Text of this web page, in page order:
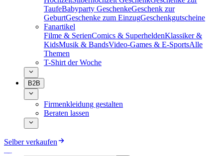
TaufeBabyparty GeschenkeGeschenk zur
GeburtGeschenke zum EinzugGeschenkgutscheine
Fanartikel
Filme & SerienComics & SuperheldenKlassiker &
KidsMusik & BandsVideo-Games & E-SportsAlle
Themen
T-Shirt der Woche
B2B
Firmenkleidung gestalten
Beraten lassen
Selber verkaufen